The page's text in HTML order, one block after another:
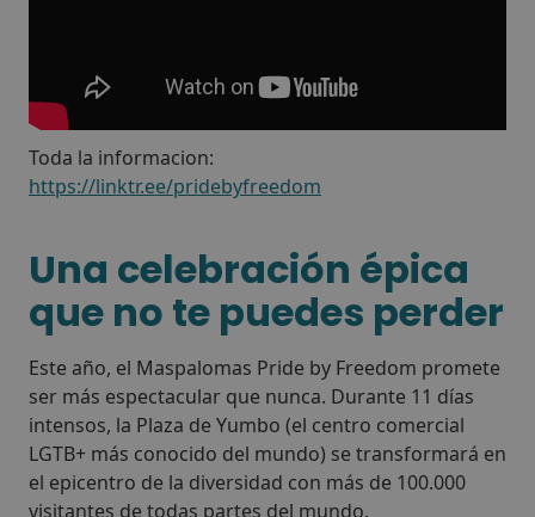
Toda la informacion:
https://linktr.ee/pridebyfreedom
Una celebración épica
que no te puedes perder
Este año, el Maspalomas Pride by Freedom promete
ser más espectacular que nunca. Durante 11 días
intensos, la Plaza de Yumbo (el centro comercial
LGTB+ más conocido del mundo) se transformará en
el epicentro de la diversidad con más de 100.000
visitantes de todas partes del mundo.